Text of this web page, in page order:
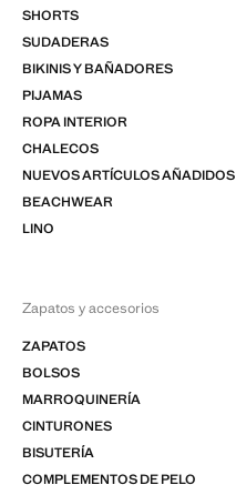
SHORTS
SUDADERAS
BIKINIS Y BAÑADORES
PIJAMAS
ROPA INTERIOR
CHALECOS
NUEVOS ARTÍCULOS AÑADIDOS
BEACHWEAR
LINO
Zapatos y accesorios
ZAPATOS
BOLSOS
MARROQUINERÍA
CINTURONES
BISUTERÍA
COMPLEMENTOS DE PELO